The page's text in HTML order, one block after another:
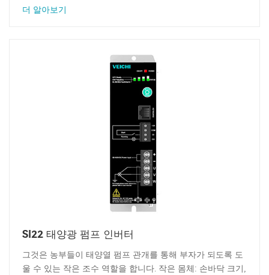
더 알아보기
SI22 태양광 펌프 인버터
그것은 농부들이 태양열 펌프 관개를 통해 부자가 되도록 도
울 수 있는 작은 조수 역할을 합니다. 작은 몸체: 손바닥 크기,